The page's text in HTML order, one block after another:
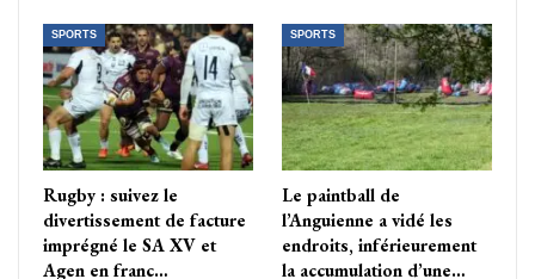
SPORTS
Rugby : suivez le
divertissement de facture
imprégné le SA XV et
Agen en franc…
SPORTS
Le paintball de
l’Anguienne a vidé les
endroits, inférieurement
la accumulation d’une…